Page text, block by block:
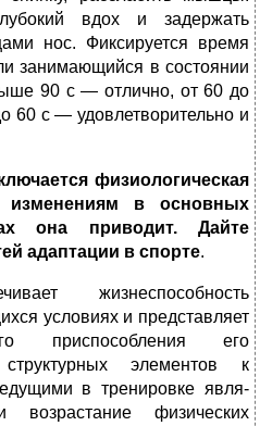
вдох и за­держать
нос. Фиксируется время
занимающийся в состоянии
90 с — от­лично, от 60 до
60 с — удовлетворитель­но и
физиологическая
изменениям в основных
она приводит. Дайте
адаптации в спорте.
жизнеспособность
условиях и представляет
приспособления его
элементов к
в тренировке явля­
возрастание физических